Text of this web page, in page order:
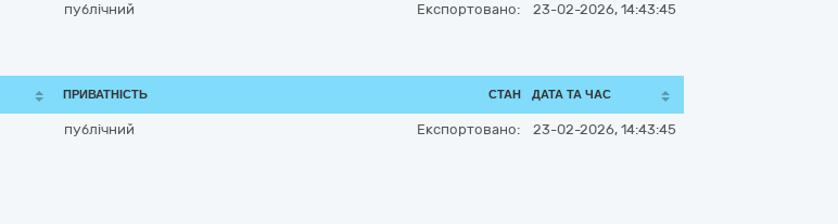
публічний Експортовано: 23-02-2026, 14:43:45
ПРИВАТНІСТЬ СТАН ДАТА ТА ЧАС
публічний Експортовано: 23-02-2026, 14:43:45